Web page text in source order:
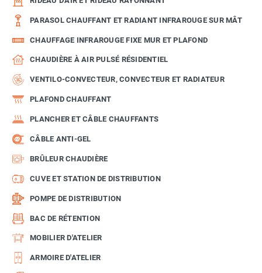
PARASOL CHAUFFANT ET RADIANT INFRAROUGE SUR MÂT
CHAUFFAGE INFRAROUGE FIXE MUR ET PLAFOND
CHAUDIÈRE À AIR PULSÉ RÉSIDENTIEL
VENTILO-CONVECTEUR, CONVECTEUR ET RADIATEUR
PLAFOND CHAUFFANT
PLANCHER ET CÂBLE CHAUFFANTS
CÂBLE ANTI-GEL
BRÛLEUR CHAUDIÈRE
CUVE ET STATION DE DISTRIBUTION
POMPE DE DISTRIBUTION
BAC DE RÉTENTION
MOBILIER D'ATELIER
ARMOIRE D'ATELIER